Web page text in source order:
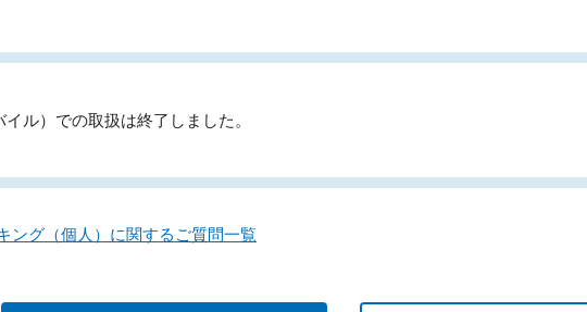
ル）での取扱は終了しました。
ング（個人）に関するご質問一覧